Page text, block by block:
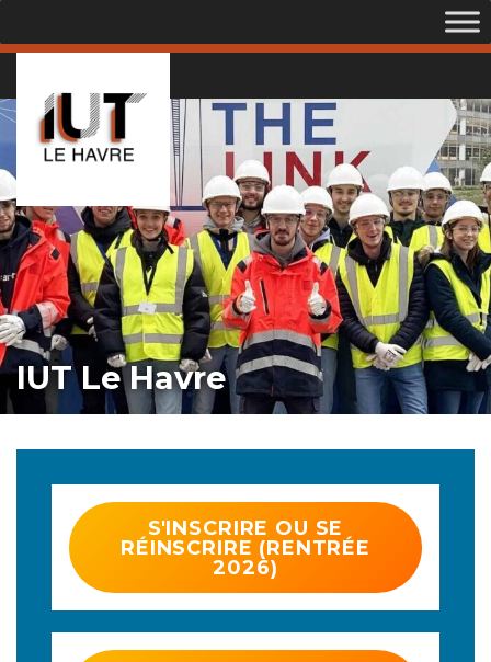
IUT Le Havre
S'INSCRIRE OU SE
RÉINSCRIRE (RENTRÉE
2026)